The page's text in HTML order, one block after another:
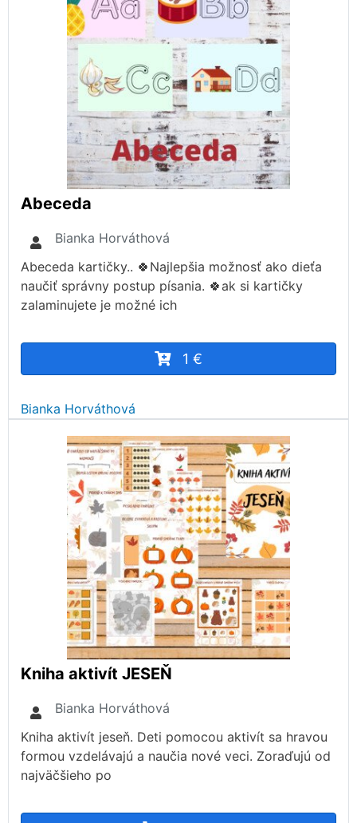
Abeceda
Bianka Horváthová
Abeceda kartičky.. 🍀Najlepšia možnosť ako dieťa
naučiť správny postup písania. 🍀ak si kartičky
zalaminujete je možné ich
1 €
Bianka Horváthová
Kniha aktivít JESEŇ
Bianka Horváthová
Kniha aktivít jeseň. Deti pomocou aktivít sa hravou
formou vzdelávajú a naučia nové veci. Zoraďujú od
najväčšieho po